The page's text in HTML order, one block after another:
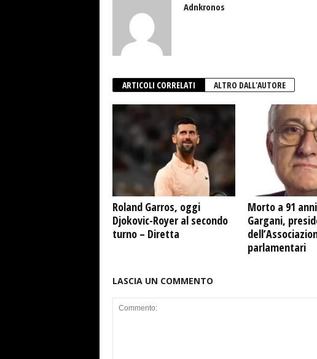
Adnkronos
ARTICOLI CORRELATI ALTRO DALL'AUTORE
Roland Garros, oggi
Djokovic-Royer al secondo
turno – Diretta
Morto a 91
Gargani,
parlamentari
LASCIA UN COMMENTO